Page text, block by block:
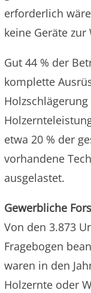
erforderlich
keine Geräte zur
Gut 44 % der
komplette
etwa 20 % der
vorhandene
ausgelastet.
Gewerbliche
Von den 3.873
Fragebogen
waren in den
Holzernte oder